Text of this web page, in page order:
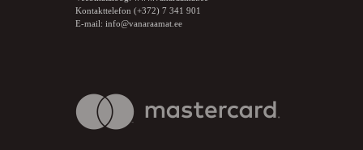
Kontakttelefon (+372) 7 341 901
E-mail: info@vanaraamat.ee